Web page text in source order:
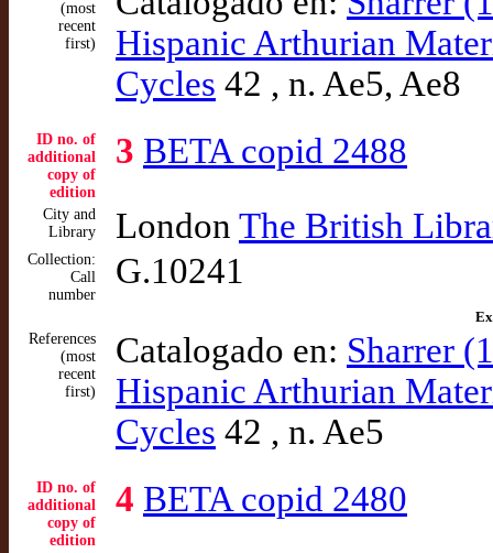
(most
recent
first)
Hispanic Arthurian
Cycles 42 , n. Ae5, Ae8
ID no. of
additional
copy of
edition
3 BETA copid 2488
City and
Library
London The British
Collection:
Call
number
G.10241
References
(most
recent
first)
Catalogado en: Sharrer
Hispanic Arthurian
Cycles 42 , n. Ae5
ID no. of
additional
copy of
edition
4 BETA copid 2480